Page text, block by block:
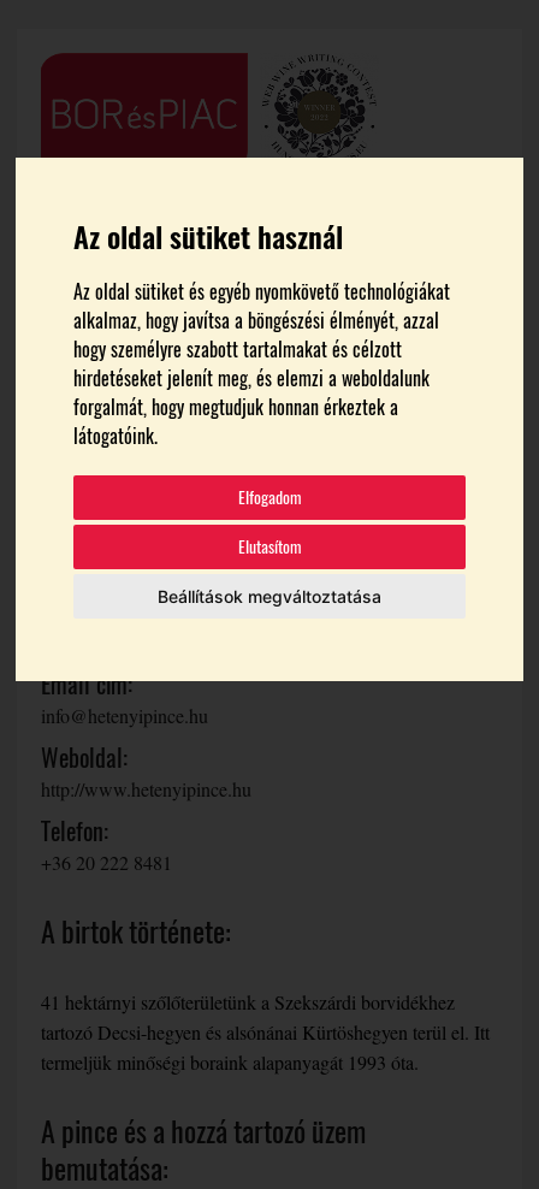
Az oldal sütiket használ
Az oldal sütiket és egyéb nyomkövető technológiákat
alkalmaz, hogy javítsa a böngészési élményét, azzal
hogy személyre szabott tartalmakat és célzott
hirdetéseket jelenít meg, és elemzi a weboldalunk
forgalmát, hogy megtudjuk honnan érkeztek a
látogatóink.
Elfogadom
Elutasítom
Beállítások megváltoztatása
FŐOLDAL BORÁSZATOK
Hetényi Pincészet -
Szekszárd
Hetényi Pincészet, Apartmanház és
Email cím:
info@hetenyipince.hu
Weboldal:
http://www.hetenyipince.hu
Telefon:
+36 20 222 8481
A birtok története:
41 hektárnyi szőlőterületünk a Szekszárdi borvidékhez
tartozó Decsi-hegyen és alsónánai Kürtöshegyen terül el. Itt
termeljük minőségi boraink alapanyagát 1993 óta.
A pince és a hozzá tartozó üzem
bemutatása: